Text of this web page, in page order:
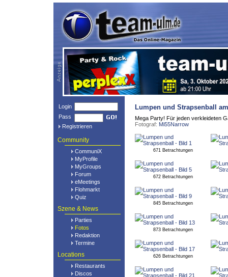
Login
Pass
Registrieren
Community
CommuniX
MyProfile
MyGroups
Forum
eMeetings
Flohmarkt
Quiz
Szene & News
Parties
Fotos
Redaktion
Termine
Locations
Restaurants
Discos
Lumpen und Strapsenball
Mega Party! Für jeden verkleideten
Fotograf: Mi55Narrow
671 Betrachtungen
672 Betrachtungen
845 Betrachtungen
873 Betrachtungen
626 Betrachtungen